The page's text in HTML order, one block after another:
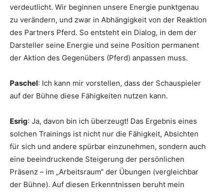
verdeutlicht. Wir beginnen unsere Energie punktgenau
zu verändern, und zwar in Abhängigkeit von der Reaktion
des Partners Pferd. So entsteht ein Dialog, in dem der
Darsteller seine Energie und seine Position permanent
der Aktion des Gegenübers (Pferd) anpassen muss.
Paschel: Ich kann mir vorstellen, dass der Schauspieler
auf der Bühne diese Fähigkeiten nutzen kann.
Esrig: Ja, davon bin ich überzeugt! Das Ergebnis eines
solchen Trainings ist nicht nur die Fähigkeit, Absichten
für sich und andere spürbar einzunehmen, sondern auch
eine beeindruckende Steigerung der persönlichen
Präsenz – im „Arbeitsraum“ der Übungen (vergleichbar
der Bühne). Auf diesen Erkenntnissen beruht mein